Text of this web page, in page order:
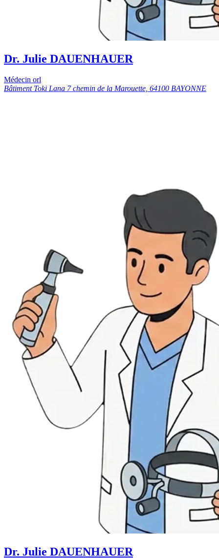
Dr. Julie DAUENHAUER
Médecin orl
Bâtiment Toki Lana 7 chemin de la Marouette, 64100 BAYONNE
Dr. Julie DAUENHAUER